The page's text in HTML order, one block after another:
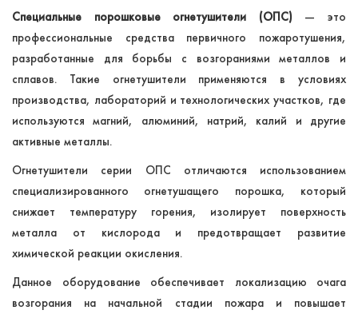
Специальные порошковые огнетушители (ОПС) — это
профессиональные средства первичного пожаротушения,
разработанные для борьбы с возгораниями металлов и
сплавов. Такие огнетушители применяются в условиях
производства, лабораторий и технологических участков, где
используются магний, алюминий, натрий, калий и другие
активные металлы.
Огнетушители серии ОПС отличаются использованием
специализированного огнетушащего порошка, который
снижает температуру горения, изолирует поверхность
металла от кислорода и предотвращает развитие
химической реакции окисления.
Данное оборудование обеспечивает локализацию очага
возгорания на начальной стадии пожара и повышает